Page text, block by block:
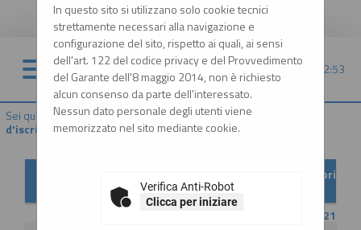
07/08/2026 12:53
Sei qui: Home»Elenco operatori economici»Bandi e avvisi
d'iscrizione archiviati
In questo sito si utilizzano solo cookie tecnici
strettamente necessari alla navigazione e
configurazione del sito, rispetto ai quali, ai sensi
dell'art. 122 del codice privacy e del Provvedimento
del Garante dell'8 maggio 2014, non è richiesto
alcun consenso da parte dell'interessato.
Nessun dato personale degli utenti viene
memorizzato nel sito mediante cookie.
Verifica Anti-Robot
Clicca per iniziare
Bandi e avvisi d'iscrizione archiviati per elenchi operatori
CONTENUTO AGGIORNATO AL 18/10/2021